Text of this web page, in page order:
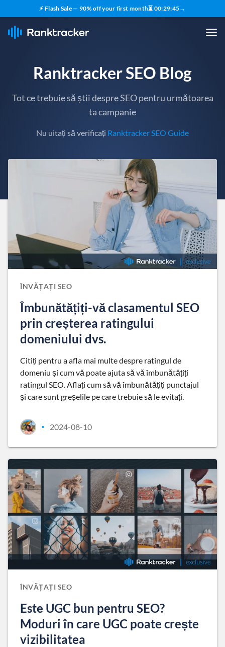
⚡ Flash Sale — 90% off your first month⏳ 00:29:43→
Ranktracker SEO Blog
Tot ce trebuie să știi despre SEO pentru următoarea
ta campanie
Nu uitați să verificați Ranktracker SEO Guide
ÎNVĂȚAȚI SEO
Îmbunătățiți-vă clasamentul SEO
prin creșterea ratingului
domeniului dvs.
Citiți pentru a afla mai multe despre ratingul de
domeniu și cum vă poate ajuta să vă îmbunătățiți
ratingul SEO. Aflați cum să vă îmbunătățiți punctajul
și care sunt greșelile pe care trebuie să le evitați.
• 2024-08-10
ÎNVĂȚAȚI SEO
Este UGC bun pentru SEO?
Moduri în care UGC poate crește
vizibilitatea